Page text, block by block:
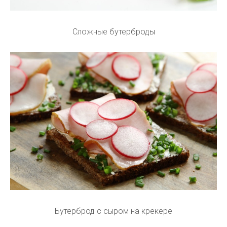
Сложные бутерброды
Бутерброд с сыром на крекере